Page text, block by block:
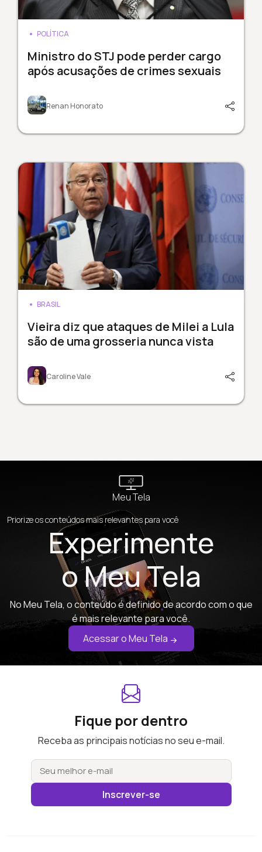
POLÍTICA
Ministro do STJ pode perder cargo
após acusações de crimes sexuais
Renan Honorato
BRASIL
Vieira diz que ataques de Milei a Lula
são de uma grosseria nunca vista
Caroline Vale
Meu Tela
Priorize os conteúdos mais relevantes para você
Experimente
o Meu Tela
No Meu Tela, o conteúdo é definido de acordo com o que
é mais relevante para você.
Acessar o Meu Tela
Fique por dentro
Receba as principais notícias no seu e-mail.
Inscrever-se